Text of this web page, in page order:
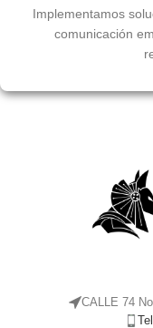
Implementamos
comunicación
CALLE 74